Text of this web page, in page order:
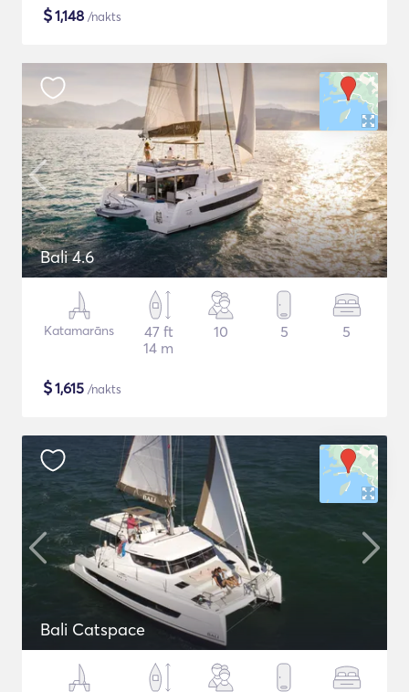
$1,148 /nakts
Bali 4.6
Katamarāns
47 ft
14 m
10 5 5
$1,615 /nakts
Bali Catspace